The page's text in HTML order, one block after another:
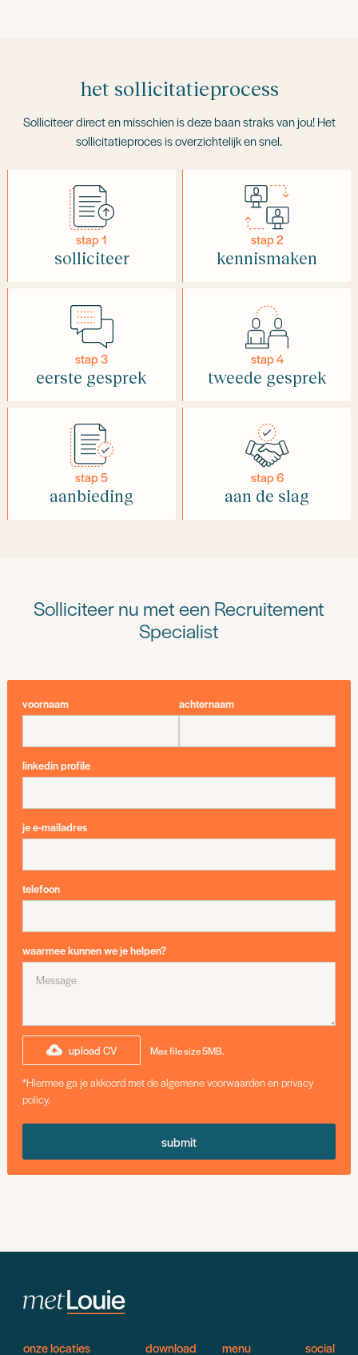
het sollicitatieprocess
Solliciteer direct en misschien is deze baan straks van jou! Het
sollicitatieproces is overzichtelijk en snel.
stap 1
solliciteer
stap 2
kennismaken
stap 3
eerste gesprek
stap 4
tweede gesprek
stap 5
aanbieding
stap 6
aan de slag
Solliciteer nu met een Recruitement
Specialist
voornaam achternaam
linkedin profile
je e-mailadres
telefoon
waarmee kunnen we je helpen?
upload CV Max file size 5MB.
*Hiermee ga je akkoord met de algemene voorwaarden en privacy
policy.
onze locaties download menu social